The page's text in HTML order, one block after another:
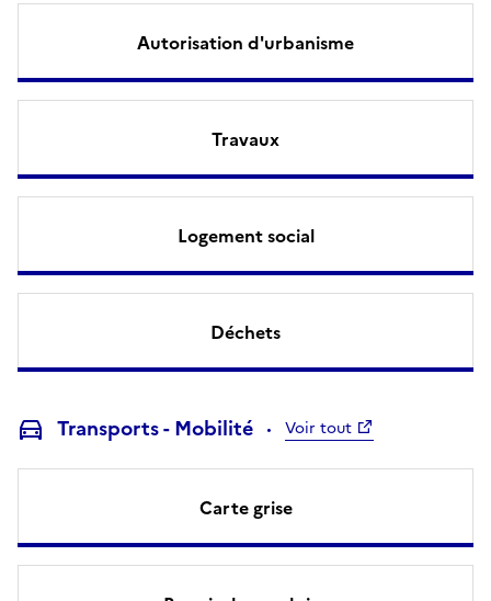
Autorisation d'urbanisme
Travaux
Logement social
Déchets
Transports - Mobilité Voir tout
Carte grise